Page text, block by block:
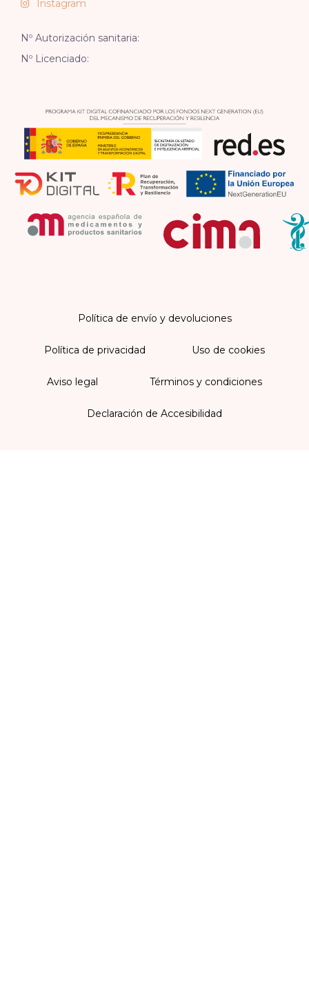
Instagram
Nº Autorización sanitaria:
Nº Licenciado:
Política de envío y devoluciones
Política de privacidad Uso de cookies
Aviso legal Términos y condiciones
Declaración de Accesibilidad